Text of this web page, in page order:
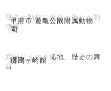
甲府市 遊亀公園附属動物
園
歴史と動物に出会う街なか動
物園
躑躅ヶ崎館
武田信玄の本拠地、歴史の舞
台